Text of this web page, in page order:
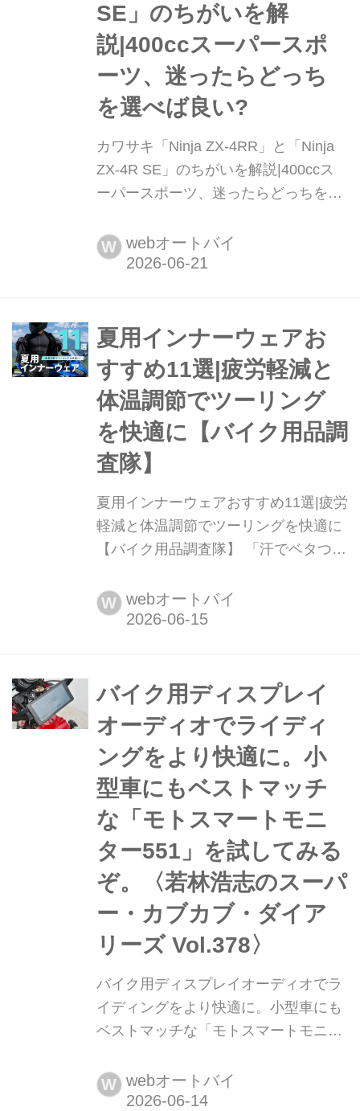
SE」のちがいを解
説|400ccスーパースポ
ーツ、迷ったらどっち
を選べば良い?
カワサキ「Ninja ZX-4RR」と「Ninja
ZX-4R SE」のちがいを解説|400ccス
ーパースポーツ、迷ったらどっちを選
スポーツ「Ninja ZX-4R」シリーズ。
最高出力77PS(ラムエア加圧時80PS)
います。しかし、いざ購入しようと思
うと、「SE」と「RR」のどちらを選
ぼうか、迷う方も多いのでは...
W webオートバイ
夏用インナーウェアお
すすめ11選|疲労軽減と
体温調節でツーリング
を快適に【バイク用品調
査隊】
夏用インナーウェアおすすめ11選|疲労
軽減と体温調節でツーリングを快適に
【バイク用品調査隊】 「汗でベタつ
る」そんな経験はありませんか?実は
ライディングの快適度を最も左右する
生む夏用を中心に、筋肉の揺れを抑え
て疲れを軽減するコンプレッション機
能まで徹底解説。バイク専用設計...
W webオートバイ
バイク用ディスプレイ
オーディオでライディ
ングをより快適に。小
型車にもベストマッチ
な「モトスマートモニ
ター551」を試してみる
ぞ。〈若林浩志のスーパ
ー・カブカブ・ダイア
リーズ Vol.378〉
バイク用ディスプレイオーディオでラ
イディングをより快適に。小型車にも
ベストマッチな「モトスマートモニタ
のスーパー・カブカブ・ダイアリーズ
Vol.378〉 クルマ業界では新車の純正
W webオートバイ